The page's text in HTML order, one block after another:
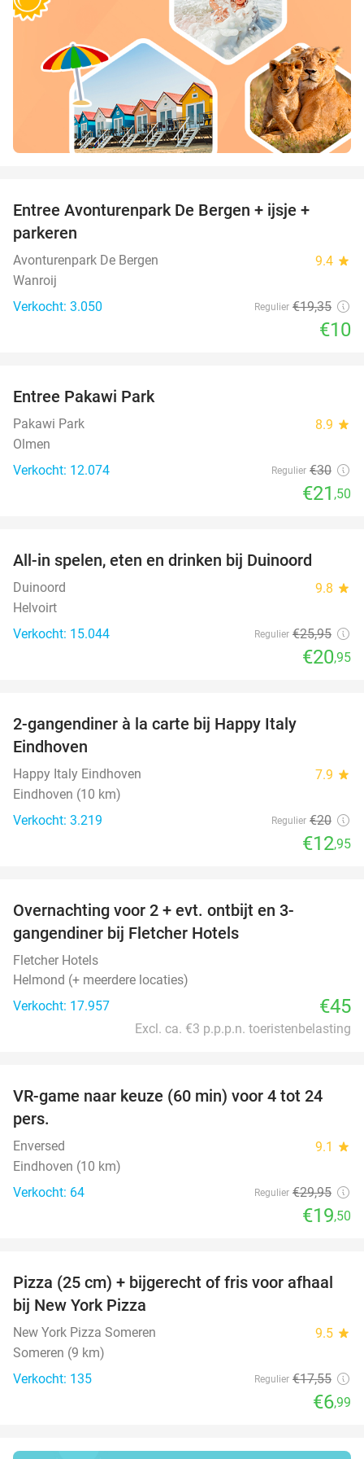
Entree Avonturenpark De Bergen + ijsje +
parkeren
Avonturenpark De Bergen 9.4 star
Wanroij
Verkocht: 3.050
Regulier €19,35
€10
Entree Pakawi Park
Pakawi Park 8.9 star
Olmen
Verkocht: 12.074
Regulier €30
€21 ,50
All-in spelen, eten en drinken bij Duinoord
Duinoord 9.8 star
Helvoirt
Verkocht: 15.044
Regulier €25,95
€20,95
2-gangendiner à la carte bij Happy Italy
Eindhoven
Happy Italy Eindhoven 7.9 star
Eindhoven (10 km)
Verkocht: 3.219
Regulier €20
€12,95
Overnachting voor 2 + evt. ontbijt en 3-
gangendiner bij Fletcher Hotels
Fletcher Hotels
Helmond (+ meerdere locaties)
Verkocht: 17.957
€45
Excl. ca. €3 p.p.p.n. toeristenbelasting
35%
VR-game naar keuze (60 min) voor 4 tot 24
pers.
Enversed 9.1 star
Eindhoven (10 km)
Verkocht: 64
Regulier €29,95
€19,50
60%
Pizza (25 cm) + bijgerecht of fris voor afhaal
bij New York Pizza
New York Pizza Someren 9.5 star
Someren (9 km)
Verkocht: 135
Regulier €17,55
€6,99